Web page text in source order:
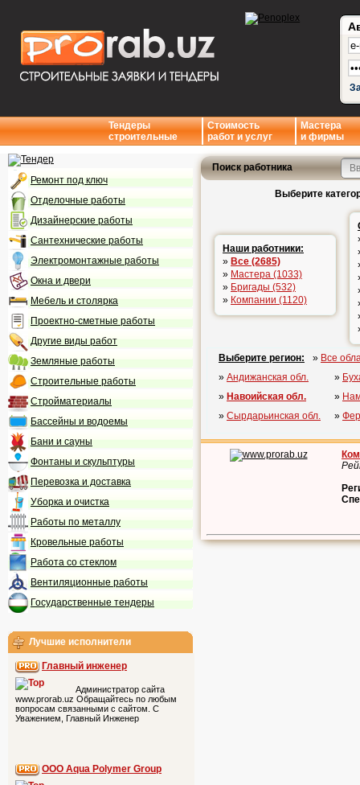
Тендеры
строительные
Стоимость
работ и услуг
Мастера
и фирмы
Ремонт под ключ
Отделочные работы
Дизайнерские работы
Сантехнические работы
Электромонтажные работы
Окна и двери
Мебель и столярка
Проектно-сметные работы
Другие виды работ
Земляные работы
Строительные работы
Стройматериалы
Бассейны и водоемы
Бани и сауны
Фонтаны и скульптуры
Перевозка и доставка
Уборка и очистка
Работы по металлу
Кровельные работы
Работа со стеклом
Вентиляционные работы
Государственные тендеры
Лучшие исполнители
Главный инженер
Администратор сайта
www.prorab.uz Обращайтесь по любым
вопросам связанными с сайтом. С
Уважением, Главный Инженер
ООО Aqua Polymer Group
Поиск работника
Выберите
Наши работники:
» Все (2685)
» Мастера (1033)
» Бригады (532)
» Компании (1120)
Выберите регион: » Все
» Андижанская обл. »
» Навоийская обл. »
» Сырдарьинская обл. »